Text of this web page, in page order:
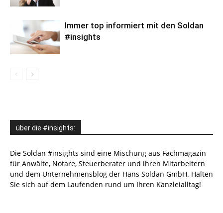
Immer top informiert mit den Soldan
#insights
über die #insights:
Die Soldan #insights sind eine Mischung aus Fachmagazin
für Anwälte, Notare, Steuerberater und ihren Mitarbeitern
und dem Unternehmensblog der Hans Soldan GmbH. Halten
Sie sich auf dem Laufenden rund um Ihren Kanzleialltag!